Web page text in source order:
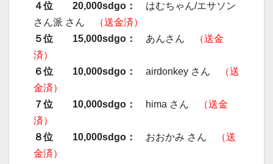
４位 20,000sdgo：
はむちゃん/エサソン
さん派 さん
（送金済）
５位 15,000sdgo：
あんさん
（送金
済）
６位 10,000sdgo：
airdonkey さん
（送
金済）
７位 10,000sdgo：
hima さん
（送金
済）
８位 10,000sdgo：
おおかみ さん
（送
金済）